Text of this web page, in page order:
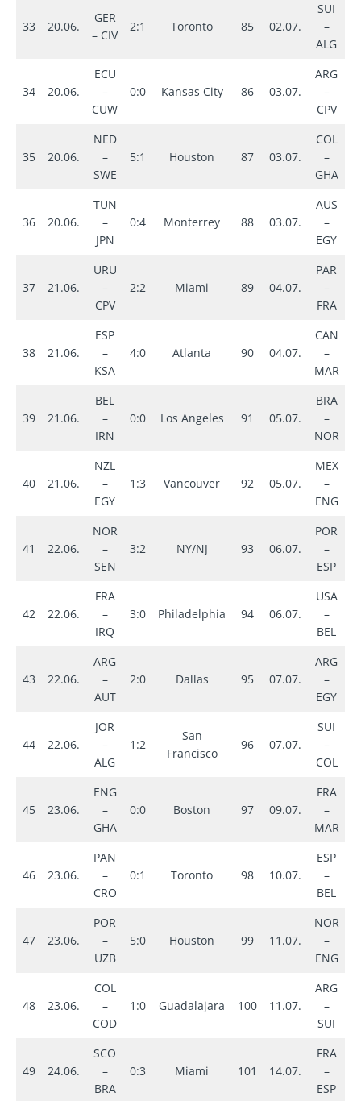
33 20.06.
GER
– CIV
2:1 Toronto 85 02.07.
SUI
–
ALG
34 20.06.
ECU
–
CUW
0:0 Kansas City 86 03.07.
ARG
–
CPV
35 20.06.
NED
–
SWE
5:1 Houston 87 03.07.
COL
–
GHA
36 20.06.
TUN
–
JPN
0:4 Monterrey 88 03.07.
AUS
–
EGY
37 21.06.
URU
–
CPV
2:2 Miami 89 04.07.
PAR
–
FRA
38 21.06.
ESP
–
KSA
4:0 Atlanta 90 04.07.
CAN
–
MAR
39 21.06.
BEL
–
IRN
0:0 Los Angeles 91 05.07.
BRA
–
NOR
40 21.06.
NZL
–
EGY
1:3 Vancouver 92 05.07.
MEX
–
ENG
41 22.06.
NOR
–
SEN
3:2 NY/NJ 93 06.07.
POR
–
ESP
42 22.06.
FRA
–
IRQ
3:0 Philadelphia 94 06.07.
USA
–
BEL
43 22.06.
ARG
–
AUT
2:0 Dallas 95 07.07.
ARG
–
EGY
44 22.06.
JOR
–
ALG
1:2
San
Francisco
96 07.07.
SUI
–
COL
45 23.06.
ENG
–
GHA
0:0 Boston 97 09.07.
FRA
–
MAR
46 23.06.
PAN
–
CRO
0:1 Toronto 98 10.07.
ESP
–
BEL
47 23.06.
POR
–
UZB
5:0 Houston 99 11.07.
NOR
–
ENG
48 23.06.
COL
–
COD
1:0 Guadalajara 100 11.07.
ARG
–
SUI
49 24.06.
SCO
–
BRA
0:3 Miami 101 14.07.
FRA
–
ESP